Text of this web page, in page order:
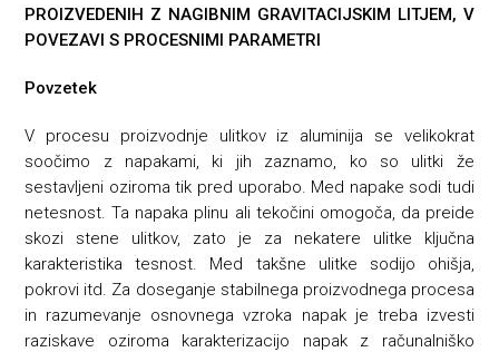
PROIZVEDENIH Z NAGIBNIM GRAVITACIJSKIM LITJEM, V
POVEZAVI S PROCESNIMI PARAMETRI
Povzetek
V procesu proizvodnje ulitkov iz aluminija se velikokrat
soočimo z napakami, ki jih zaznamo, ko so ulitki že
sestavljeni oziroma tik pred uporabo. Med napake sodi tudi
netesnost. Ta napaka plinu ali tekočini omogoča, da preide
skozi stene ulitkov, zato je za nekatere ulitke ključna
karakteristika tesnost. Med takšne ulitke sodijo ohišja,
pokrovi itd. Za doseganje stabilnega proizvodnega procesa
in razumevanje osnovnega vzroka napak je treba izvesti
raziskave oziroma karakterizacijo napak z računalniško